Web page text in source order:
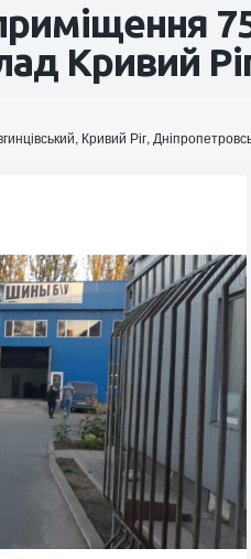
Кривий
Кривий Ріг,